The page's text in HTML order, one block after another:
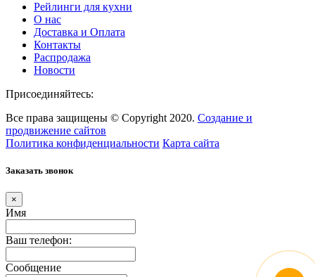
Рейлинги для кухни
О нас
Доставка и Оплата
Контакты
Распродажа
Новости
Присоединяйтесь:
Все права защищены © Copyright 2020. Создание и
продвижение сайтов
Политика конфиденциальности Карта сайта
Заказать звонок
×
Имя
Ваш телефон:
Сообщение